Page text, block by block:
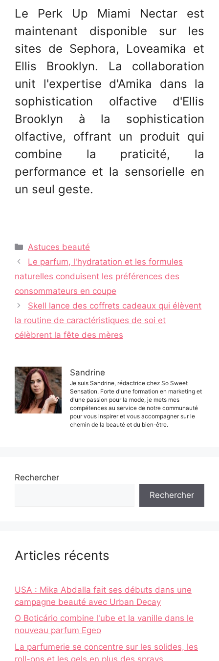
Le Perk Up Miami Nectar est
maintenant disponible sur les
sites de Sephora, Loveamika et
Ellis Brooklyn. La collaboration
unit l'expertise d'Amika dans la
sophistication olfactive d'Ellis
Brooklyn à la sophistication
olfactive, offrant un produit qui
combine la praticité, la
performance et la sensorielle en
un seul geste.
Catégories
Astuces beauté
Navigation
des
Le parfum, l'hydratation et les formules
naturelles conduisent les préférences des
consommateurs en coupe
Skell lance des coffrets cadeaux qui élèvent
la routine de caractéristiques de soi et
célèbrent la fête des mères
Sandrine
Je suis Sandrine, rédactrice chez So Sweet
Sensation. Forte d'une formation en marketing et
d'une passion pour la mode, je mets mes
compétences au service de notre communauté
pour vous inspirer et vous accompagner sur le
chemin de la beauté et du bien-être.
Rechercher
Rechercher
Articles récents
USA : Mika Abdalla fait ses débuts dans une
campagne beauté avec Urban Decay
O Boticário combine l'ube et la vanille dans le
nouveau parfum Egeo
La parfumerie se concentre sur les solides, les
roll-ons et les gels en plus des sprays